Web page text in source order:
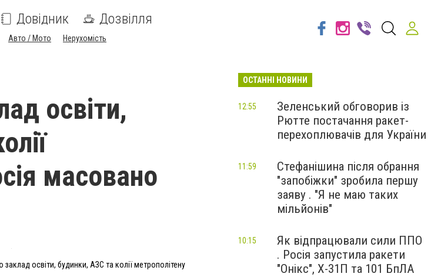
Довідник Дозвілля
Авто / Мото Нерухомість
освіти,
масовано
освіти, будинки, АЗС та колії метрополітену
ОСТАННІ НОВИНИ
Зеленський обговорив із
Рютте постачання ракет-
перехоплювачів для України
12:55
Стефанішина після обрання
"запобіжки" зробила першу
заяву . "Я не маю таких
мільйонів"
11:59
Як відпрацювали сили ППО
. Росія запустила ракети
"Онікс", Х-31П та 101 БпЛА
10:15